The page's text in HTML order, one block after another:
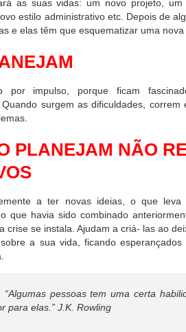
as suas vidas: um novo projeto,
estilo administrativo etc. Depois de
e elas têm que esquematizar uma
por impulso, porque ficam
Quando surgem as dificuldades,
PLANEJAM NÃO
a ter novas ideias, o que
que havia sido combinado
crise se instala. Ajudam a criá- las ao
a sua vida, ficando
“Algumas pessoas tem uma certa
para elas.” J.K. Rowling